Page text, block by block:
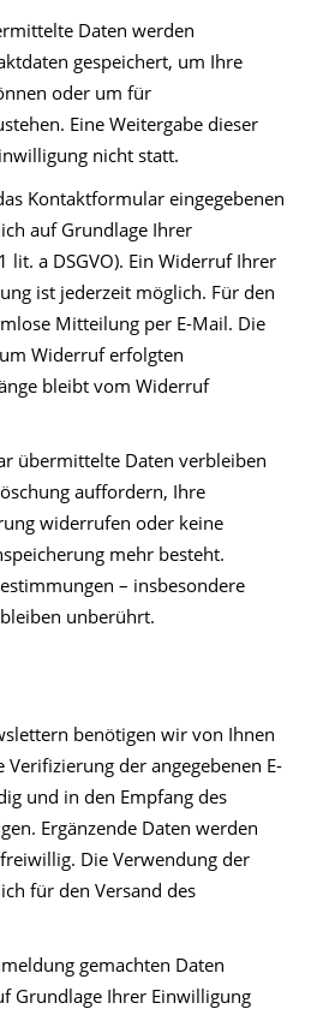
Daten werden
gespeichert, um Ihre
oder um für
Eine Weitergabe dieser
nicht statt.
Kontaktformular eingegebenen
auf Grundlage Ihrer
lit. a DSGVO). Ein Widerruf Ihrer
ist jederzeit möglich. Für den
Mitteilung per E-Mail. Die
Widerruf erfolgten
bleibt vom Widerruf
übermittelte Daten verbleiben
auffordern, Ihre
widerrufen oder keine
mehr besteht.
– insbesondere
unberührt.
benötigen wir von Ihnen
Verifizierung der angegebenen E-
und in den Empfang des
Ergänzende Daten werden
Die Verwendung der
für den Versand des
gemachten Daten
Grundlage Ihrer Einwilligung